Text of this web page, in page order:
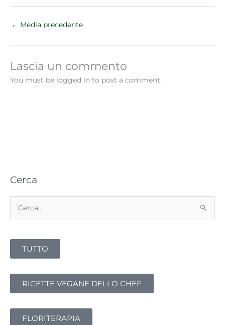
← Media precedente
Lascia un commento
You must be logged in to post a comment.
Cerca
r
TUTTO
RICETTE VEGANE DELLO CHEF
FLORITERAPIA